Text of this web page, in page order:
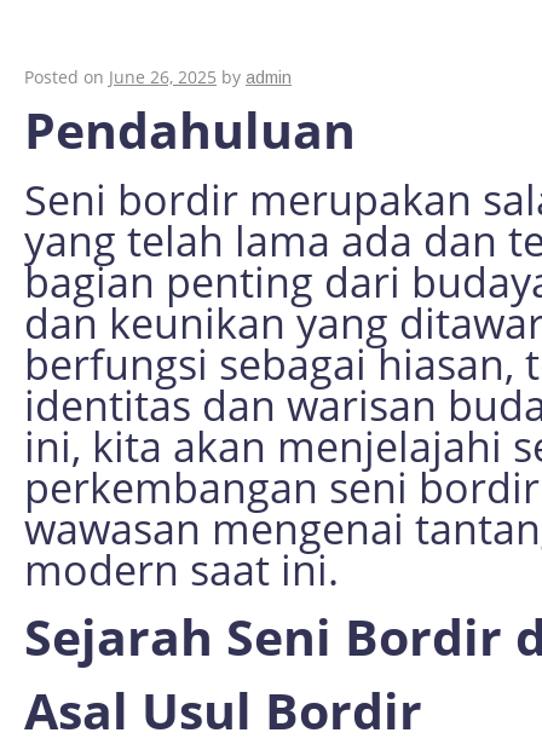
Posted on June 26, 2025 by admin
Pendahuluan
Seni bordir merupakan
yang telah lama ada dan
bagian penting dari
dan keunikan yang
berfungsi sebagai
identitas dan warisan
ini, kita akan menjelajahi
perkembangan seni
wawasan mengenai
modern saat ini.
Sejarah Seni Bordir
Asal Usul Bordir